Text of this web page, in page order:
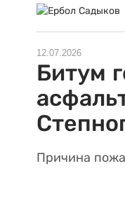
12.07.2026
Битум
Причина